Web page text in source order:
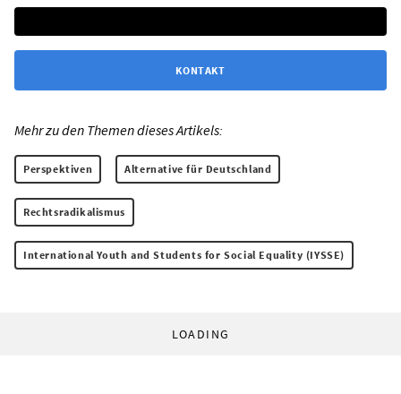
KONTAKT
Mehr zu den Themen dieses Artikels:
Perspektiven Alternative für Deutschland
Rechtsradikalismus
International Youth and Students for Social Equality (IYSSE)
LOADING